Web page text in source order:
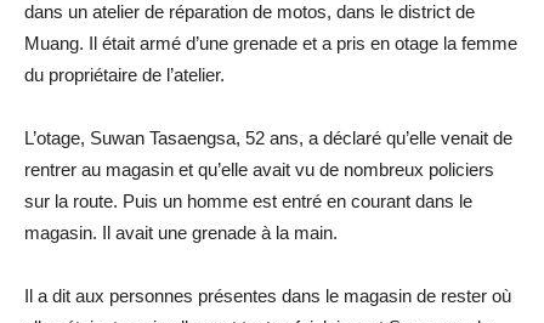
dans un atelier de réparation de motos, dans le district de
Muang. Il était armé d’une grenade et a pris en otage la femme
du propriétaire de l’atelier.
L’otage, Suwan Tasaengsa, 52 ans, a déclaré qu’elle venait de
rentrer au magasin et qu’elle avait vu de nombreux policiers
sur la route. Puis un homme est entré en courant dans le
magasin. Il avait une grenade à la main.
Il a dit aux personnes présentes dans le magasin de rester où